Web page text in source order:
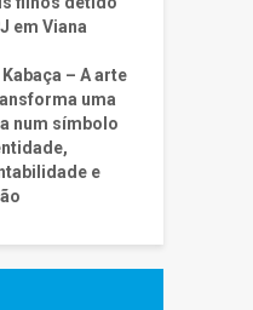
em Viana
– A arte
uma
num símbolo
e